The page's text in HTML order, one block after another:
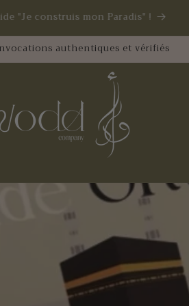
marche ! Profitez du Combo Omra
& Invocations
authentiques et vérifiés